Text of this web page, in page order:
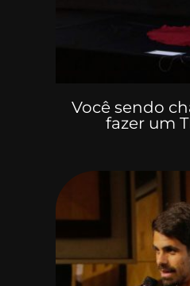
Você sendo
fazer um